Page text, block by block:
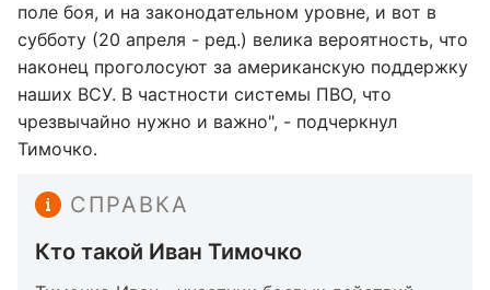
поле боя, и на законодательном уровне, и вот в
субботу (20 апреля - ред.) велика вероятность, что
наконец проголосуют за американскую поддержку
наших ВСУ. В частности системы ПВО, что
чрезвычайно нужно и важно", - подчеркнул
Тимочко.
СПРАВКА
Кто такой Иван Тимочко